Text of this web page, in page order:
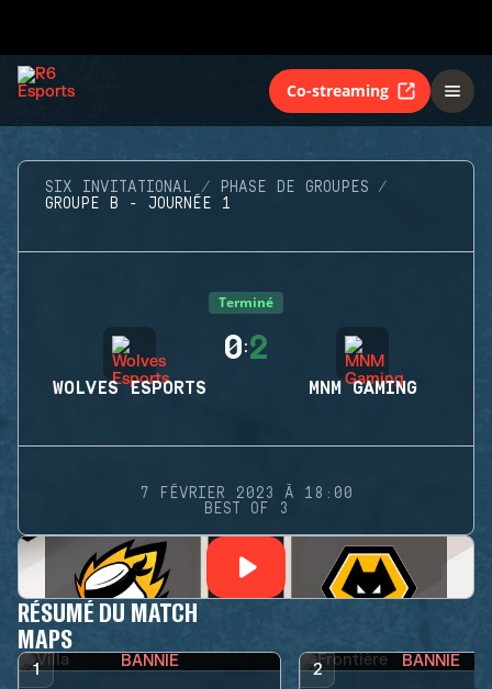
Co-streaming
SIX INVITATIONAL
PHASE DE GROUPES
GROUPE B - JOURNÉE 1
Terminé
WOLVES ESPORTS
0:2
MNM GAMING
7 FÉVRIER 2023 À 18:00
BEST OF 3
RÉSUMÉ DU MATCH
MAPS
1 BANNIE 2 BANNIE